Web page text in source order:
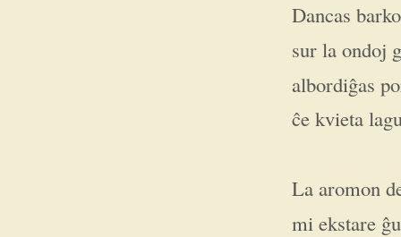
Dancas
sur la ondoj
albordiĝas
ĉe kvieta
La aromon
mi ekstare